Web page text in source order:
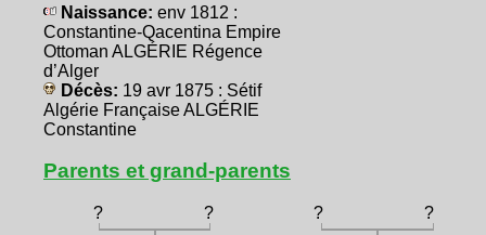
Naissance: env 1812 :
Constantine-Qacentina Empire
Ottoman ALGÉRIE Régence
d’Alger
Décès: 19 avr 1875 : Sétif
Algérie Française ALGÉRIE
Constantine
Parents et grand-parents
? ? ?
?